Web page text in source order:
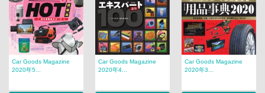
Car Goods Magazine
2020年5...
Car Goods Magazine
2020年4...
Car Goods Magazine
2020年3...